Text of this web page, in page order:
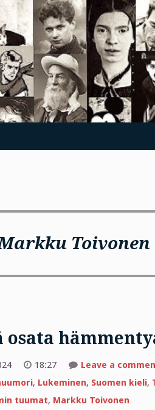
Toivonen
osata
18:27 Leave a
, Lukeminen, Suomen kieli,
tuumat, Markku Toivonen